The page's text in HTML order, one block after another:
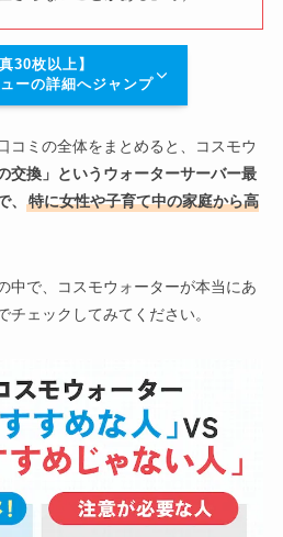
真30枚以上】
ーの詳細へジャンプ
コミの全体をまとめると、コスモウ
交換」というウォーターサーバー最
、
特に女性や子育て中の家庭から高
中で、コスモウォーターが本当にあ
ェックしてみてください。